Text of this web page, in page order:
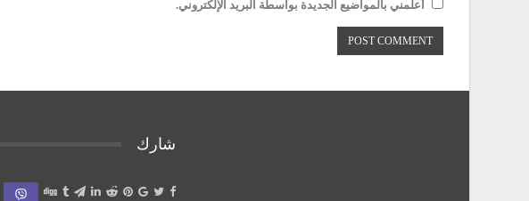
أعلمني بالمواضيع الجديدة بواسطة البريد الإلكتروني.
شارك